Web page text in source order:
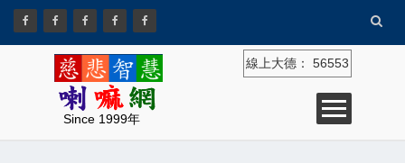
Since 1999年
線上大德： 56553